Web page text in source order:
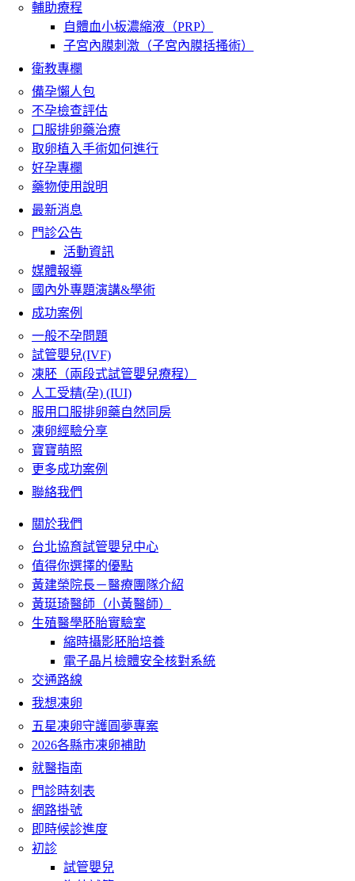
輔助療程
自體血小板濃縮液（PRP）
子宮內膜刺激（子宮內膜括搔術）
衛教專欄
備孕懶人包
不孕檢查評估
口服排卵藥治療
取卵植入手術如何進行
好孕專欄
藥物使用說明
最新消息
門診公告
活動資訊
媒體報導
國內外專題演講&學術
成功案例
一般不孕問題
試管嬰兒(IVF)
凍胚（兩段式試管嬰兒療程）
人工受精(孕) (IUI)
服用口服排卵藥自然同房
凍卵經驗分享
寶寶萌照
更多成功案例
聯絡我們
關於我們
台北協育試管嬰兒中心
值得你選擇的優點
黃建榮院長－醫療團隊介紹
黃珽琦醫師（小黃醫師）
生殖醫學胚胎實驗室
縮時攝影胚胎培養
電子晶片檢體安全核對系統
交通路線
我想凍卵
五星凍卵守護圓夢專案
2026各縣市凍卵補助
就醫指南
門診時刻表
網路掛號
即時候診進度
初診
試管嬰兒